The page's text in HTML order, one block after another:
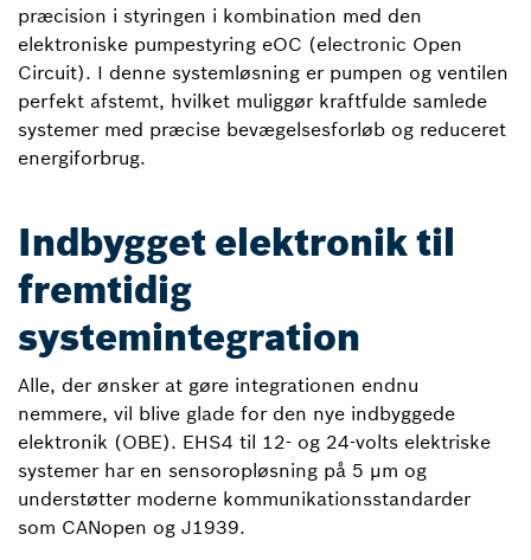
præcision i styringen i kombination med den
elektroniske pumpestyring eOC (electronic Open
Circuit). I denne systemløsning er pumpen og ventilen
perfekt afstemt, hvilket muliggør kraftfulde samlede
systemer med præcise bevægelsesforløb og reduceret
energiforbrug.
Indbygget elektronik til
fremtidig
systemintegration
Alle, der ønsker at gøre integrationen endnu
nemmere, vil blive glade for den nye indbyggede
elektronik (OBE). EHS4 til 12- og 24-volts elektriske
systemer har en sensoropløsning på 5 µm og
understøtter moderne kommunikationsstandarder
som CANopen og J1939.